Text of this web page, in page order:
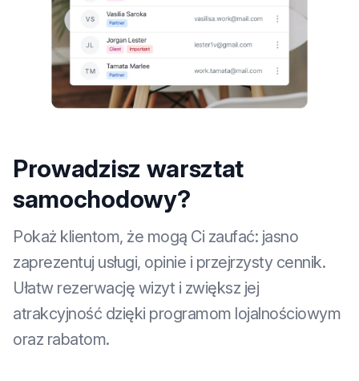
Prowadzisz warsztat
samochodowy?
Pokaż klientom, że mogą Ci zaufać: jasno
zaprezentuj usługi, opinie i przejrzysty cennik.
Ułatw rezerwację wizyt i zwiększ jej
atrakcyjność dzięki programom lojalnościowym
oraz rabatom.